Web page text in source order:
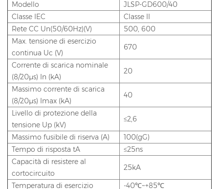
Modello
JLSP-GD600/40
Classe IEC
Classe II
Rete CC Un(50/60Hz)(V)
500, 600
Max. tensione di esercizio
continua Uc (V)
670
Corrente di scarica nominale
(8/20μs) In (kA)
20
Massimo corrente di scarica
(8/20μs) Imax (kA)
40
Livello di protezione della
tensione Up (kV)
≤2,6
Massimo fusibile di riserva (A)
100(gG)
Tempo di risposta tA
≤25ns
Capacità di resistere al
cortocircuito
25kA
Temperatura di esercizio
-40℃~+85℃